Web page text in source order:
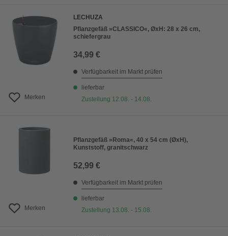
Merken
LECHUZA
Pflanzgefäß »CLASSICO«, ØxH: 28 x 26 cm,
schiefergrau
34,99 €
Verfügbarkeit im Markt prüfen
lieferbar
Zustellung 12.08. - 14.08.
Merken
Pflanzgefäß »Roma«, 40 x 54 cm (ØxH),
Kunststoff, granitschwarz
52,99 €
Verfügbarkeit im Markt prüfen
lieferbar
Zustellung 13.08. - 15.08.